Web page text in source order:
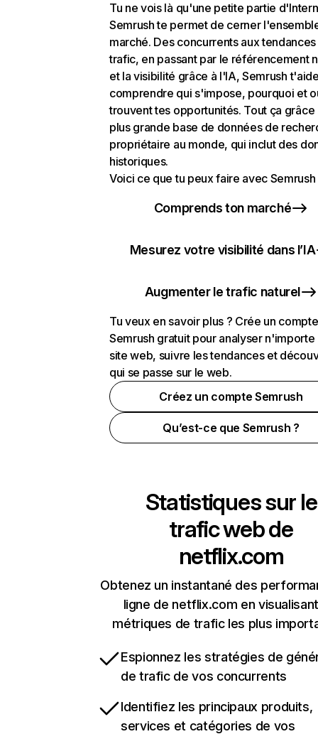
Tu ne vois là qu'une petite partie
Semrush te permet de cerner
marché. Des concurrents aux
trafic, en passant par le référencement
et la visibilité grâce à l'IA, Semrush
comprendre qui s'impose, pourquoi et
trouvent tes opportunités. Tout ça grâce
plus grande base de données de
propriétaire au monde, qui inclut des
historiques.
Voici ce que tu peux faire avec Semrush
Comprends ton marché
Mesurez votre visibilité dans l’IA
Augmenter le trafic naturel
Tu veux en savoir plus ? Crée un compte
Semrush gratuit pour analyser n'importe
site web, suivre les tendances et
qui se passe sur le web.
Créez un compte Semrush
Qu’est-ce que Semrush ?
Statistiques sur le
trafic web de
netflix.com
Obtenez un instantané des
ligne de netflix.com en
métriques de trafic les plus
Espionnez les stratégies de
de trafic de vos concurrents
Identifiez les principaux produits,
services et catégories de vos